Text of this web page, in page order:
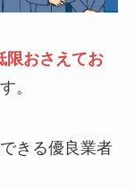
限おさえてお
。
きる優良業者